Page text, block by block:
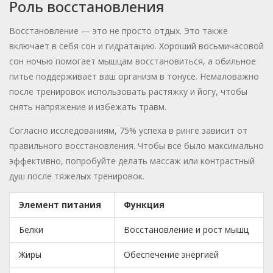
Роль восстановления
Восстановление — это не просто отдых. Это также
включает в себя сон и гидратацию. Хороший восьмичасовой
сон ночью помогает мышцам восстановиться, а обильное
питье поддерживает ваш организм в тонусе. Немаловажно
после тренировок использовать растяжку и йогу, чтобы
снять напряжение и избежать травм.
Согласно исследованиям, 75% успеха в ринге зависит от
правильного восстановления. Чтобы все было максимально
эффективно, попробуйте делать массаж или контрастный
душ после тяжелых тренировок.
Элемент питания Функция
Белки Восстановление и рост мышц
Жиры Обеспечение энергией